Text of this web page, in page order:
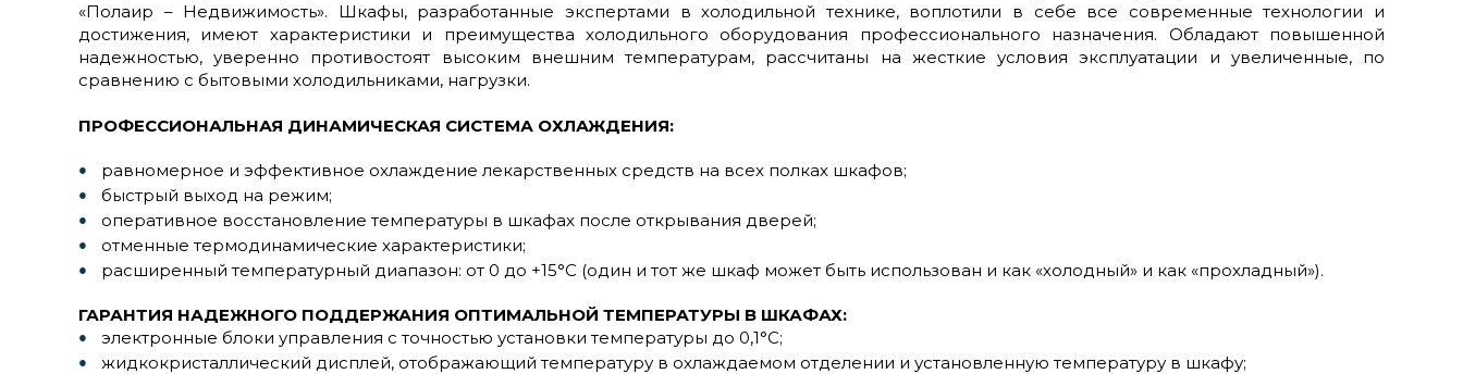
«Полаир – Недвижимость». Шкафы, разработанные экспертами в холодильной технике, воплотили в себе все современные технологии и
достижения, имеют характеристики и преимущества холодильного оборудования профессионального назначения. Обладают повышенной
надежностью, уверенно противостоят высоким внешним температурам, рассчитаны на жесткие условия эксплуатации и увеличенные, по
сравнению с бытовыми холодильниками, нагрузки.
ПРОФЕССИОНАЛЬНАЯ ДИНАМИЧЕСКАЯ СИСТЕМА ОХЛАЖДЕНИЯ:
равномерное и эффективное охлаждение лекарственных средств на всех полках шкафов;
быстрый выход на режим;
оперативное восстановление температуры в шкафах после открывания дверей;
отменные термодинамические характеристики;
расширенный температурный диапазон: от 0 до +15°С (один и тот же шкаф может быть использован и как «холодный» и как «прохладный»).
ГАРАНТИЯ НАДЕЖНОГО ПОДДЕРЖАНИЯ ОПТИМАЛЬНОЙ ТЕМПЕРАТУРЫ В ШКАФАХ:
электронные блоки управления с точностью установки температуры до 0,1°С;
жидкокристаллический дисплей, отображающий температуру в охлаждаемом отделении и установленную температуру в шкафу;